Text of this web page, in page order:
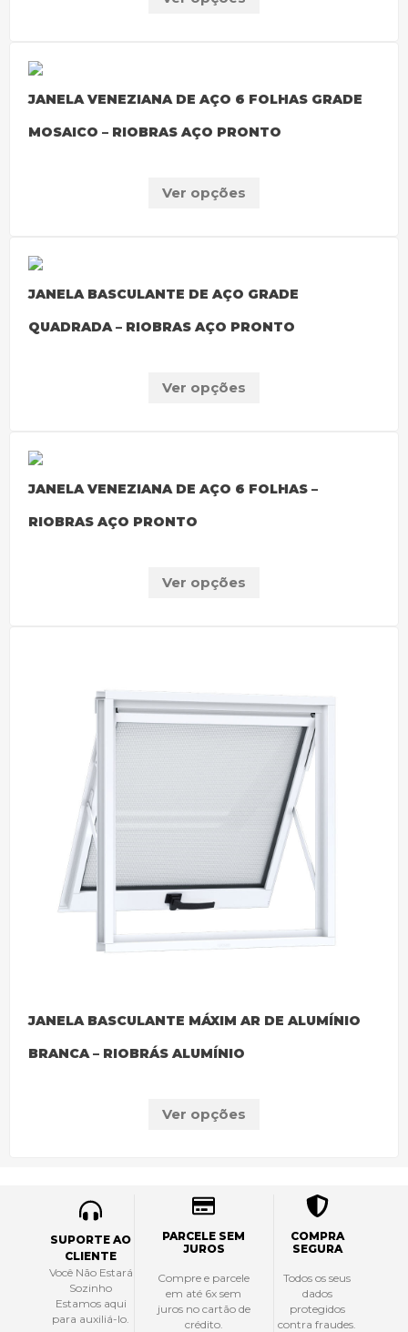
JANELA VENEZIANA DE AÇO 6 FOLHAS GRADE
MOSAICO – RIOBRAS AÇO PRONTO
Ver opções
JANELA BASCULANTE DE AÇO GRADE
QUADRADA – RIOBRAS AÇO PRONTO
Ver opções
JANELA VENEZIANA DE AÇO 6 FOLHAS –
RIOBRAS AÇO PRONTO
Ver opções
JANELA BASCULANTE MÁXIM AR DE ALUMÍNIO
BRANCA – RIOBRÁS ALUMÍNIO
Ver opções
SUPORTE AO
CLIENTE
Você Não Estará
Sozinho
Estamos aqui
para auxiliá-lo.
PARCELE SEM
JUROS
Compre e parcele
em até 6x sem
juros no cartão de
crédito.
COMPRA
SEGURA
Todos os seus
dados
protegidos
contra fraudes.